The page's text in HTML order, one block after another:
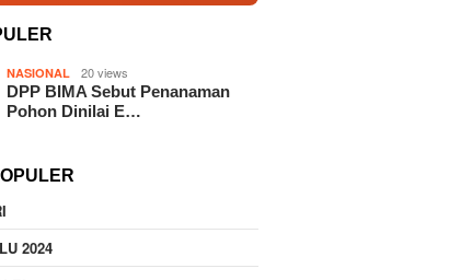
NASIONAL 20 views
DPP BIMA Sebut Penanaman
Pohon Dinilai E…
2024